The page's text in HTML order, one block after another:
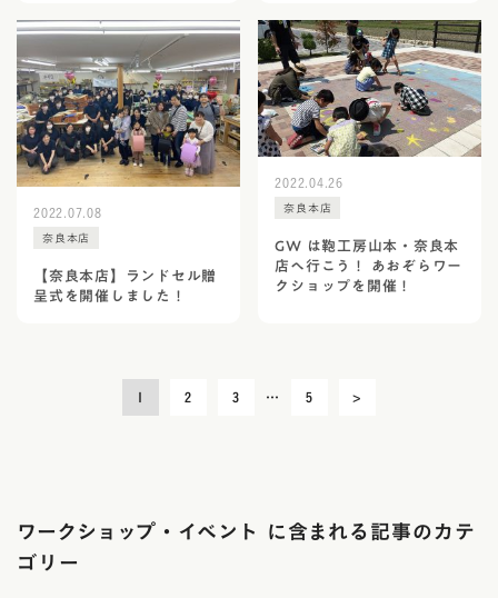
2022.07.08
奈良本店
【奈良本店】ランドセル贈
呈式を開催しました！
2022.04.26
奈良本店
GW は鞄工房山本・奈良本
店へ行こう！ あおぞらワー
クショップを開催！
送
り
2 3 … 5 >
ワークショップ・イベント に含まれる記事のカテ
ゴリー